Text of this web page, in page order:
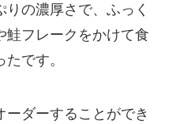
の濃厚さで、ふっく
鮭フレークをかけて食
です。
ダーすることができ